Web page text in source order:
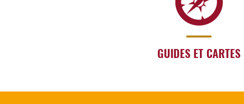
GUIDES ET CARTES